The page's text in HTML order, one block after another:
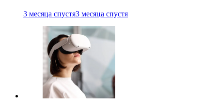
3 месяца спустя3 месяца спустя